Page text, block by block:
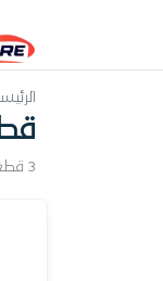
3 قطعة متوفرة